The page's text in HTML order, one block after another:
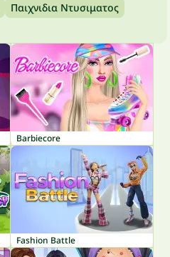
Παιχνιδια Ντυσιματος
Barbiecore
Fashion Battle